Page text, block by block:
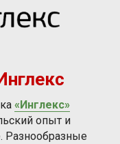
«Инглекс»
опыт и
Разнообразные